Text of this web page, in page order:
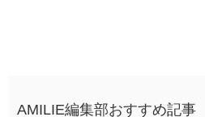
AMILIE編集部おすすめ記事